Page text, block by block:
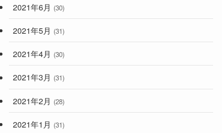
2021年6月 (30)
2021年5月 (31)
2021年4月 (30)
2021年3月 (31)
2021年2月 (28)
2021年1月 (31)